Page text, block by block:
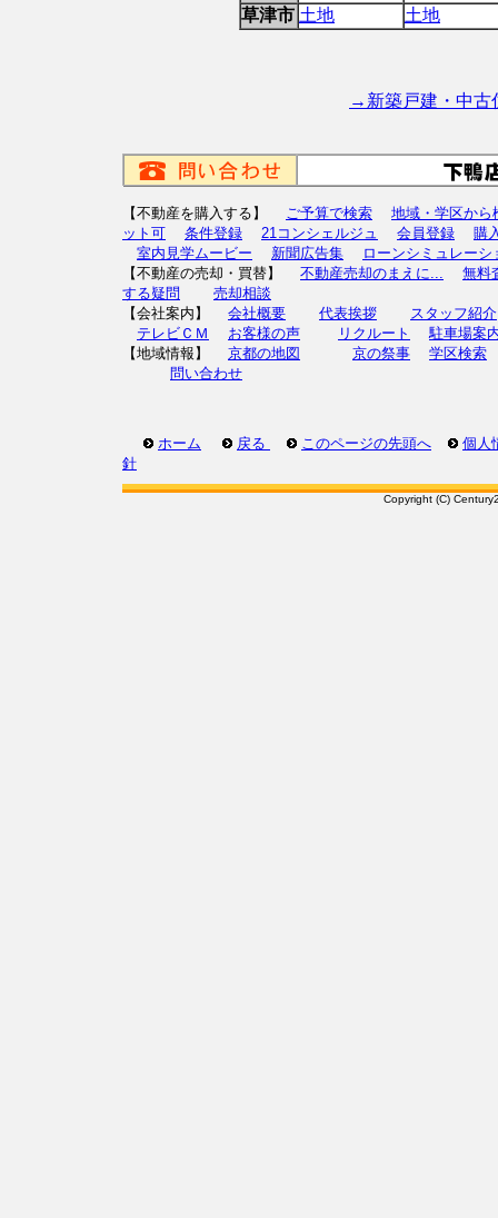
草津市 土地 土地
→新築戸建・中
【不動産を購入する】 ご予算で検索
地域・学区から
ット可
条件登録 21コンシェルジュ 会員登録
購
室内見学ムービー
新聞広告集
ローンシミュレーシ
【不動産の売却・買替】 不動産売却のまえに...
無料
する疑問
売却相談
【会社案内】 会社概要 代表挨拶
スタッフ紹介
テレビＣＭ
お客様の声 リクルート
駐車場案
【地域情報】 京都の地図 京の祭事
学区検索
問い合わせ
ホーム 戻る このページの先頭へ
個人
針
Copyright (C)